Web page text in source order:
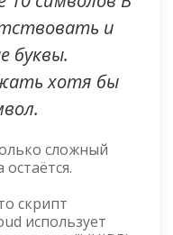
и
буквы.
хотя бы
сложный
скрипт
использует